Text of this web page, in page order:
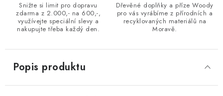
Snižte si limit pro dopravu
zdarma z 2.000,- na 600,-,
využívejte speciální slevy a
nakupujte třeba každý den.
Dřevěné doplňky a příze Woody
pro vás vyrábíme z přírodních a
recyklovaných materiálů na
Moravě.
Popis produktu